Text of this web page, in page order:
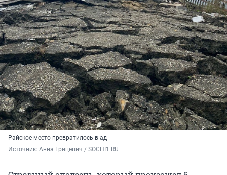
Райское место превратилось в ад
Источник: Анна Грицевич / SOCHI1.RU